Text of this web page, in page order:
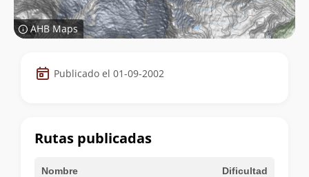
AHB Maps
Datos
de
cumbre
Publicado el 01-09-2002
Rutas publicadas
Nombre Dificultad